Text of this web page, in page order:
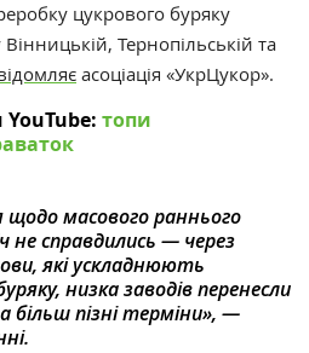
цукрового буряку
Тернопільській та
асоціація «УкрЦукор».
топи
щодо масового раннього
не справдились — через
які ускладнюють
низка заводів перенесли
більш пізні терміни», —